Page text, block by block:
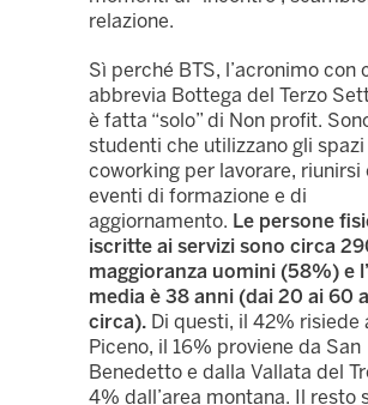
relazione.
Sì perché BTS, l’acronimo con
abbrevia Bottega del Terzo
è fatta “solo” di Non profit.
studenti che utilizzano gli spazi
coworking per lavorare, riunirsi
eventi di formazione e di
aggiornamento. Le persone
iscritte ai servizi sono circa
maggioranza uomini (58%) e
media è 38 anni (dai 20 ai 60
circa). Di questi, il 42% risiede
Piceno, il 16% proviene da San
Benedetto e dalla Vallata del
4% dall’area montana. Il resto